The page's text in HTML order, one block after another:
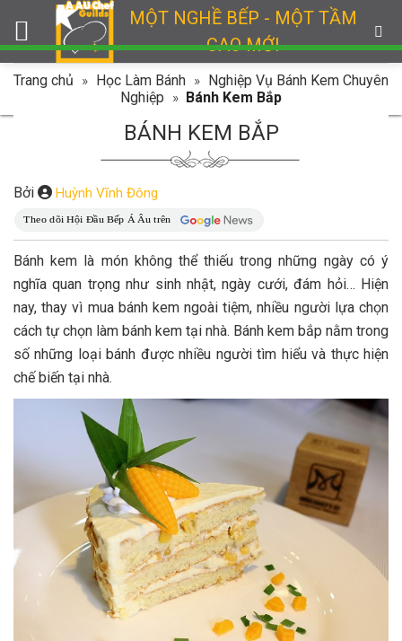
content
MỘT NGHỀ BẾP - MỘT TẦM
CAO MỚI
Trang chủ » Học Làm Bánh » Nghiệp Vụ Bánh Kem Chuyên
Nghiệp » Bánh Kem Bắp
BÁNH KEM BẮP
Bởi Huỳnh Vĩnh Đông
Bánh kem là món không thể thiếu trong những ngày có ý
nghĩa quan trọng như sinh nhật, ngày cưới, đám hỏi… Hiện
nay, thay vì mua bánh kem ngoài tiệm, nhiều người lựa chọn
cách tự chọn làm bánh kem tại nhà. Bánh kem bắp nằm trong
số những loại bánh được nhiều người tìm hiểu và thực hiện
chế biến tại nhà.